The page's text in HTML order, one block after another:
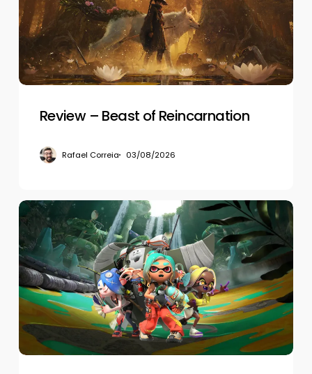
Reincarnation
Review – Beast of Reincarnation
Rafael Correia 03/08/2026
Review
–
Splatoon
Raiders